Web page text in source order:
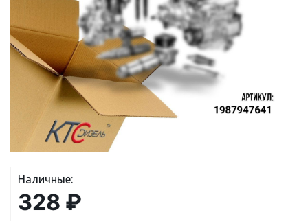
Наличные:
328 ₽